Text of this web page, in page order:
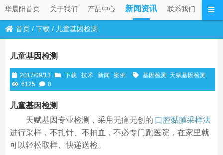
华晨阳首页 关于我们 产品中心 新闻资讯 联系我们
首页 /下载 / 儿童基因检测
儿童基因检测
2017/09/13 下载 技术 新闻 案例 基因检测
天赋基因检测
6125
0
儿童基因检测
天赋基因专业检测，采用无痛无创的 口腔黏膜采样法
进行采样，不扎针、不抽血，不必专门跑医院，在家里就
可以轻松取样、快递送检。